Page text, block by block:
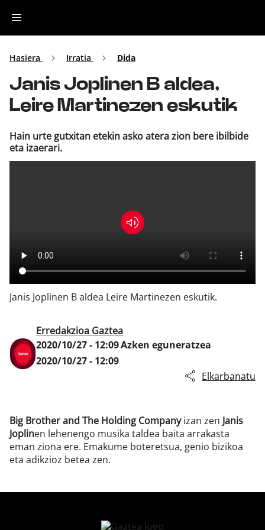
Irratia
Top Gaztea
Musika
Hasiera Irratia Dida
Janis Joplinen B aldea,
Leire Martinezen eskutik
Hain urte gutxitan etekin asko atera zion bere ibilbide
eta izaerari.
Janis Joplinen B aldea Leire Martinezen eskutik.
Erredakzioa Gaztea
2020/10/27 - 12:09Azken eguneratzea
2020/10/27 - 12:09
Elkarbanatu
Big Brother and The Holding Companyizan zen Janis
Joplinen lehenengo musika taldea baita arrakasta
eman ziona ere. Emakume boteretsua, genio bizikoa
eta adikzioz betea zen.